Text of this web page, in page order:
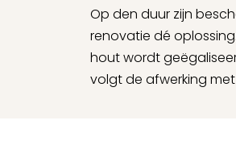
Op den duur zijn
renovatie dé
hout wordt
volgt de afwerking